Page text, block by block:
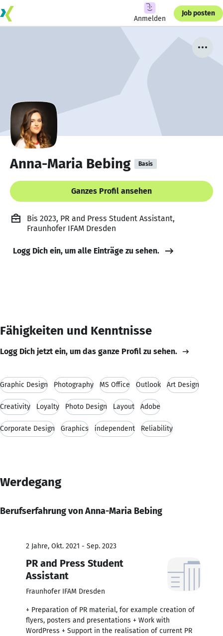
Anmelden
Job posten
Anna-Maria Bebing Basis
Ganzes Profil ansehen
Bis 2023, PR and Press Student Assistant,
Fraunhofer IFAM Dresden
Logg Dich ein, um alle Einträge zu sehen.
Fähigkeiten und Kenntnisse
Logg Dich jetzt ein, um das ganze Profil zu sehen.
Graphic Design Photography MS Office Outlook Art Design
Creativity Loyalty Photo Design Layout Adobe
Corporate Design Graphics independent Reliability
Werdegang
Berufserfahrung von Anna-Maria Bebing
2 Jahre, Okt. 2021 - Sep. 2023
PR and Press Student
Assistant
Fraunhofer IFAM Dresden
+ Preparation of PR material, for example creation of
flyers, posters and presentations + Work with
WordPress + Support in the realisation of current PR